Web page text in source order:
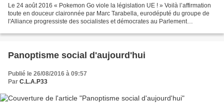
Le 24 août 2016 « Pokemon Go viole la législation UE ! » Voilà l’affirmation
toute en douceur claironnée par Marc Tarabella, eurodéputé du groupe de
l'Alliance progressiste des socialistes et démocrates au Parlement
Panoptisme social d'aujourd'hui
Publié le 26/08/2016 à 09:57
Par C.L.A.P33